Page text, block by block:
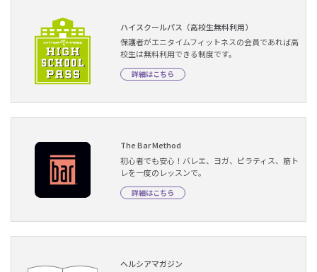
ハイスクールパス（高校生無料利用）
保護者がエニタイムフィットネスの会員であれば高
校生は無料利用できる制度です。
詳細はこちら
The Bar Method
初心者でも安心！バレエ、ヨガ、ピラティス、筋ト
レを一度のレッスンで。
詳細はこちら
ヘルシアマガジン